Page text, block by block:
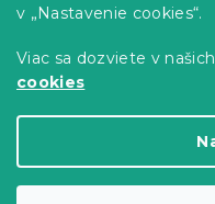
v „Nastavenie cookies“.
Viac sa dozviete v našich
cookies
Pre partnerov
Copyright 2026